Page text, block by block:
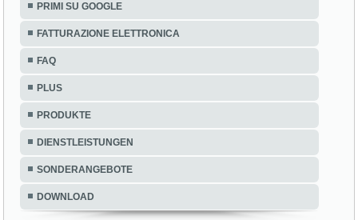
PRIMI SU GOOGLE
FATTURAZIONE ELETTRONICA
FAQ
PLUS
PRODUKTE
DIENSTLEISTUNGEN
SONDERANGEBOTE
DOWNLOAD